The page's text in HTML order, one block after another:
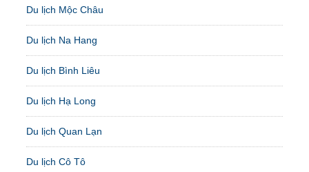
Du lịch Mộc Châu
Du lịch Na Hang
Du lịch Bình Liêu
Du lịch Hạ Long
Du lịch Quan Lạn
Du lịch Cô Tô